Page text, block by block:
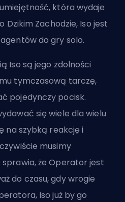
która wydaje
Dzikim Zachodzie, Iso jest
do gry solo.
Iso są jego zdolności
tymczasową tarczę,
pojedynczy pocisk.
się wiele dla wielu
na szybką reakcję i
musimy
że Operator jest
do czasu, gdy wrogie
Iso już by go